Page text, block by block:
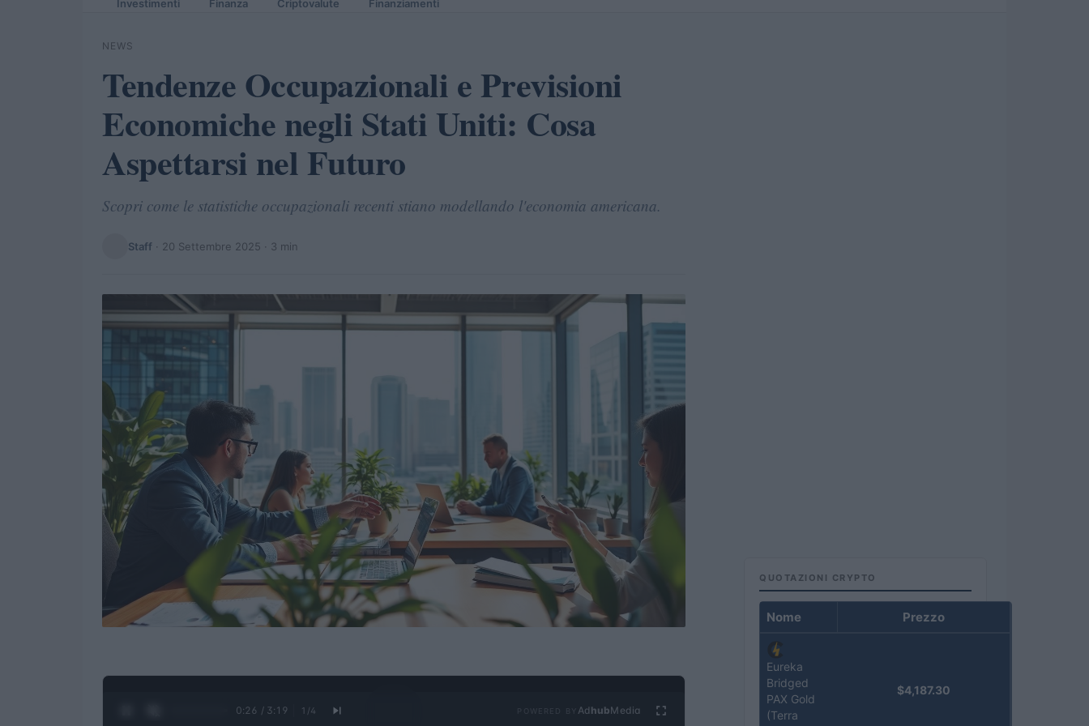
Investimenti Finanza Criptovalute Finanziamenti
NEWS
Tendenze Occupazionali e Previsioni
Economiche negli Stati Uniti: Cosa
Aspettarsi nel Futuro
Scopri come le statistiche occupazionali recenti stiano modellando l'economia americana.
Staff · 20 Settembre 2025 · 3 min
0:28 / 3:19 1 /4 Ad hubMedia
QUOTAZIONI CRYPTO
Nome Prezzo
Eureka
Bridged
PAX Gold
(Terra
$4,187.30